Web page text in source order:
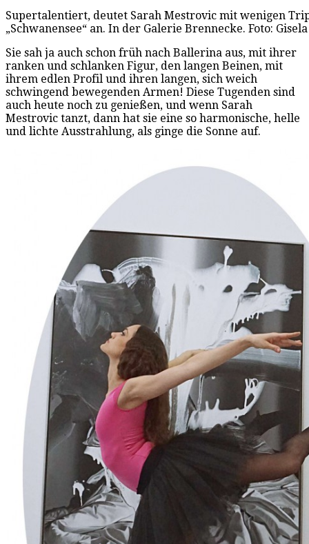
Supertalentiert, deutet Sarah Mestrovic mit wenigen
„Schwanensee“ an. In der Galerie Brennecke. Foto:
Sie sah ja auch schon früh nach Ballerina aus, mit ihrer
ranken und schlanken Figur, den langen Beinen, mit
ihrem edlen Profil und ihren langen, sich weich
schwingend bewegenden Armen! Diese Tugenden sind
auch heute noch zu genießen, und wenn Sarah
Mestrovic tanzt, dann hat sie eine so harmonische, helle
und lichte Ausstrahlung, als ginge die Sonne auf.